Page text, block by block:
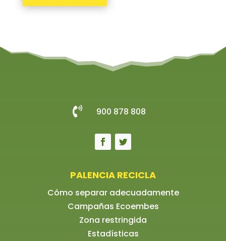
 900 878 808
PALENCIA RECICLA
Cómo separar adecuadamente
Campañas Ecoembes
Zona restringida
Estadísticas